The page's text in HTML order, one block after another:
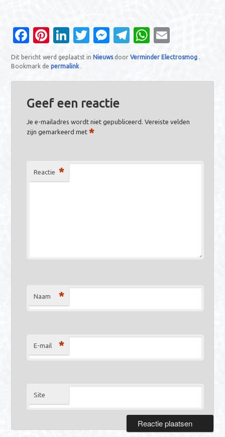
Fa
c
e
b
o
k
Pi
nt
er
es
t
Li
n
k
e
dI
T
w
te
r
M
es
n
g
er
T
el
gr
m
W
h
s
p
m
Dit bericht werd geplaatst in NieuwsdoorVerminder Electrosmog .
Bookmark depermalink .
Geef een reactie
Je e-mailadres wordt niet gepubliceerd. Vereiste velden
zijn gemarkeerd met *
Reactie *
Naam *
E-mail *
Site